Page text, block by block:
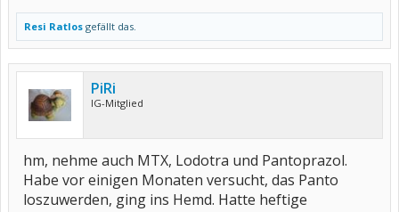
Resi Ratlos gefällt das.
PiRi
IG-Mitglied
hm, nehme auch MTX, Lodotra und Pantoprazol.
Habe vor einigen Monaten versucht, das Panto
loszuwerden, ging ins Hemd. Hatte heftige